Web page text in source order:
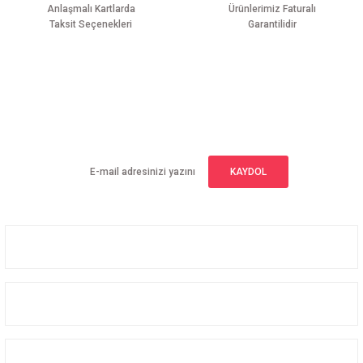
Anlaşmalı Kartlarda
Taksit Seçenekleri
Ürünlerimiz Faturalı
Garantilidir
KAYDOL